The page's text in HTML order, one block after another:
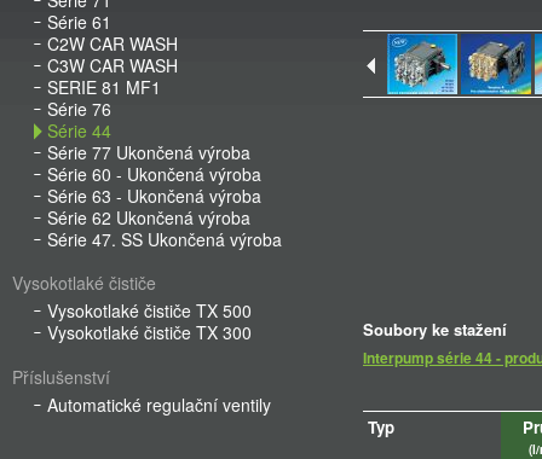
Soubory ke stažení
Interpump série 44 -
Typ
Série 61
C2W CAR WASH
C3W CAR WASH
SERIE 81 MF1
Série 76
Série 44
Série 77 Ukončená výroba
Série 60 - Ukončená výroba
Série 63 - Ukončená výroba
Série 62 Ukončená výroba
Série 47. SS Ukončená výroba
Vysokotlaké čističe
Vysokotlaké čističe TX 500
Vysokotlaké čističe TX 300
Příslušenství
Automatické regulační ventily